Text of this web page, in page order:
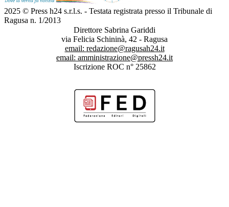
2025 © Press h24 s.r.l.s. - Testata registrata presso il Tribunale di
Ragusa n. 1/2013
Direttore Sabrina Gariddi
via Felicia Schininà, 42 - Ragusa
email: redazione@ragusah24.it
email: amministrazione@pressh24.it
Iscrizione ROC n° 25862